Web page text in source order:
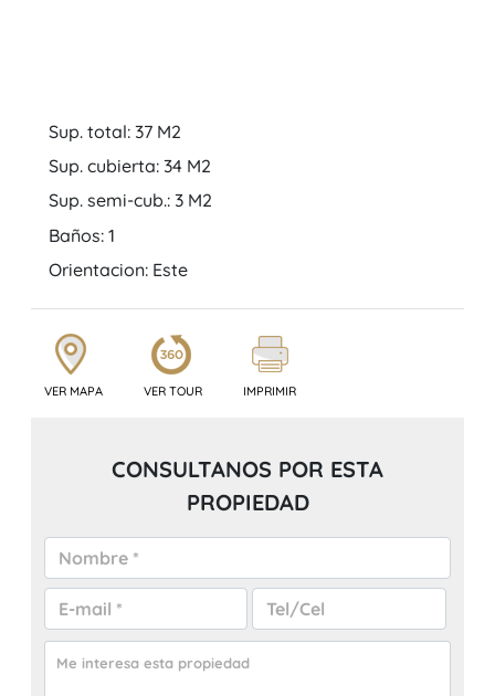
Sup. total: 37 M2
Sup. cubierta: 34 M2
Sup. semi-cub.: 3 M2
Baños: 1
Orientacion: Este
VER MAPA VER TOUR IMPRIMIR
CONSULTANOS POR ESTA
PROPIEDAD